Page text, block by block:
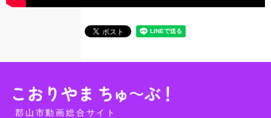
郡山市動画総合サイト